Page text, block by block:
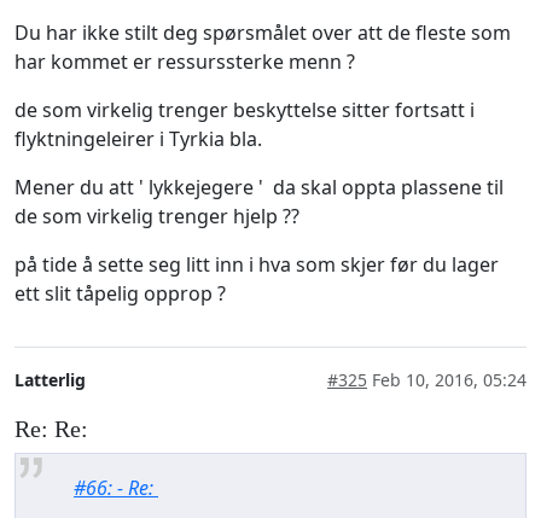
Du har ikke stilt deg spørsmålet over att de fleste som
har kommet er ressurssterke menn ?
de som virkelig trenger beskyttelse sitter fortsatt i
flyktningeleirer i Tyrkia bla.
Mener du att ' lykkejegere ' da skal oppta plassene til
de som virkelig trenger hjelp ??
på tide å sette seg litt inn i hva som skjer før du lager
ett slit tåpelig opprop ?
Latterlig #325 Feb 10, 2016, 05:24
Re: Re:
#66: - Re: